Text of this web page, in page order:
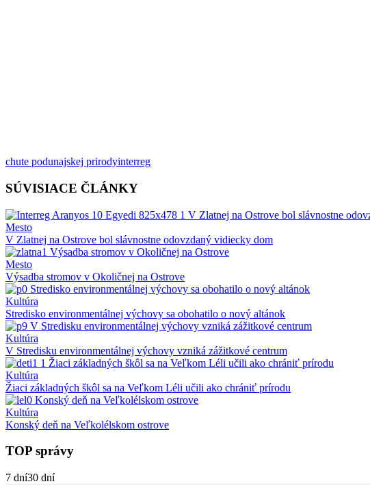
chute podunajskej prirodyinterreg
SÚVISIACE ČLÁNKY
Mesto
V Zlatnej na Ostrove bol slávnostne odovzdaný vidiecky dom
Mesto
Výsadba stromov v Okoličnej na Ostrove
Kultúra
Stredisko environmentálnej výchovy sa obohatilo o nový altánok
Kultúra
V Stredisku environmentálnej výchovy vzniká zážitkové centrum
Kultúra
Žiaci základných škôl sa na Veľkom Léli učili ako chrániť prírodu
Kultúra
Konský deň na Veľkolélskom ostrove
TOP správy
7 dní30 dní